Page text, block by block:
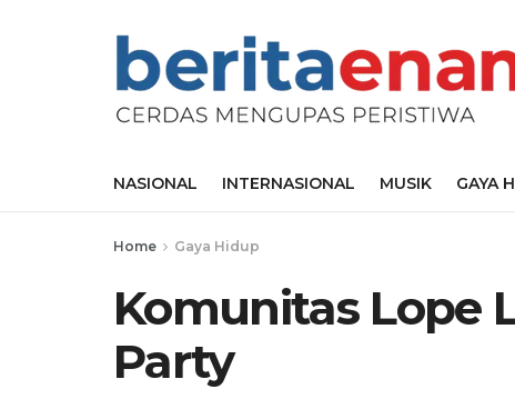
NASIONAL INTERNASIONAL MUSIK GAYA
Home Gaya Hidup
Komunitas Lope
Party